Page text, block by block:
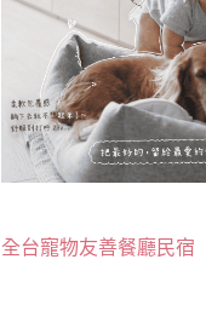
全台寵物友善餐廳民宿